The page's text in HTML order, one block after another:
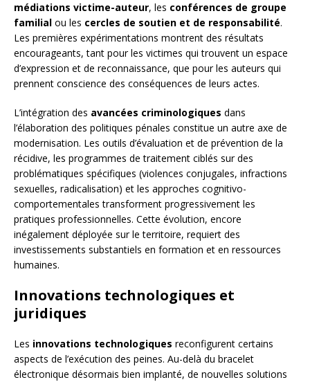
médiations victime-auteur, les conférences de groupe
familial ou les cercles de soutien et de responsabilité.
Les premières expérimentations montrent des résultats
encourageants, tant pour les victimes qui trouvent un espace
d’expression et de reconnaissance, que pour les auteurs qui
prennent conscience des conséquences de leurs actes.
L’intégration des avancées criminologiques dans
l’élaboration des politiques pénales constitue un autre axe de
modernisation. Les outils d’évaluation et de prévention de la
récidive, les programmes de traitement ciblés sur des
problématiques spécifiques (violences conjugales, infractions
sexuelles, radicalisation) et les approches cognitivo-
comportementales transforment progressivement les
pratiques professionnelles. Cette évolution, encore
inégalement déployée sur le territoire, requiert des
investissements substantiels en formation et en ressources
humaines.
Innovations technologiques et
juridiques
Les innovations technologiques reconfigurent certains
aspects de l’exécution des peines. Au-delà du bracelet
électronique désormais bien implanté, de nouvelles solutions